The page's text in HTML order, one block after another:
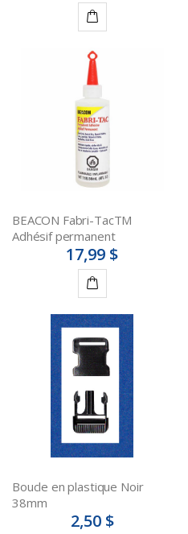
au
BEACON Fabri-TacTM
Adhésif permanent
17,99 $
Ajouter
au
panier
Boucle en plastique Noir
38mm
2,50 $